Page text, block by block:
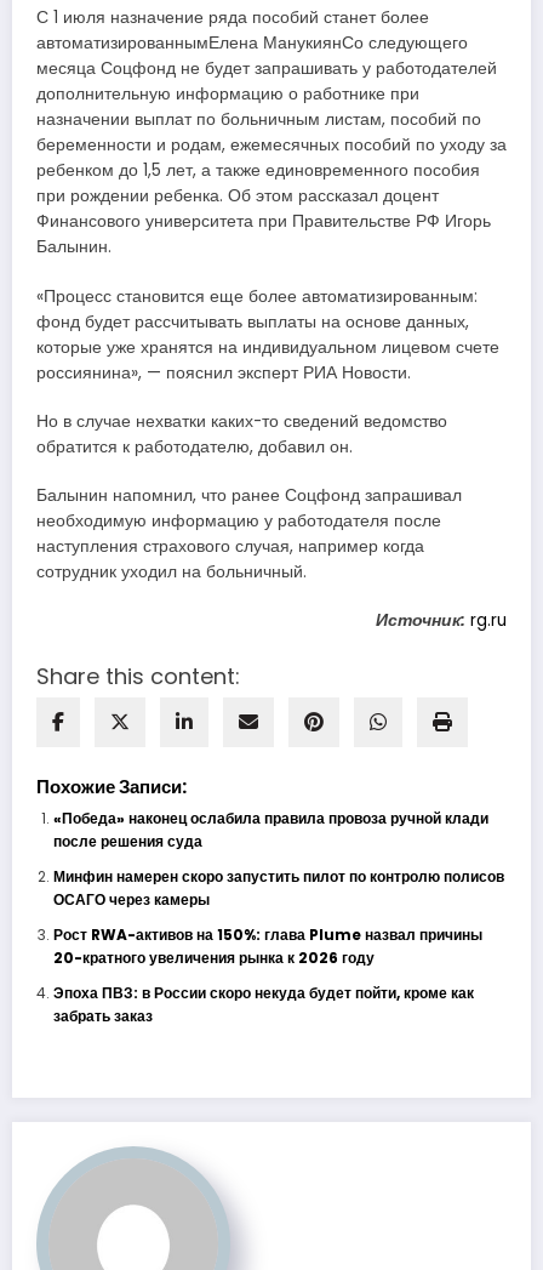
С 1 июля назначение ряда пособий станет более
автоматизированнымЕлена МанукиянСо следующего
месяца Соцфонд не будет запрашивать у работодателей
дополнительную информацию о работнике при
назначении выплат по больничным листам, пособий по
беременности и родам, ежемесячных пособий по уходу за
ребенком до 1,5 лет, а также единовременного пособия
при рождении ребенка. Об этом рассказал доцент
Финансового университета при Правительстве РФ Игорь
Балынин.
«Процесс становится еще более автоматизированным:
фонд будет рассчитывать выплаты на основе данных,
которые уже хранятся на индивидуальном лицевом счете
россиянина», — пояснил эксперт РИА Новости.
Но в случае нехватки каких-то сведений ведомство
обратится к работодателю, добавил он.
Балынин напомнил, что ранее Соцфонд запрашивал
необходимую информацию у работодателя после
наступления страхового случая, например когда
сотрудник уходил на больничный.
Источник: rg.ru
Share this content:
Похожие Записи:
«Победа» наконец ослабила правила провоза ручной клади
после решения суда
Минфин намерен скоро запустить пилот по контролю полисов
ОСАГО через камеры
Рост RWA-активов на 150%: глава Plume назвал причины
20-кратного увеличения рынка к 2026 году
Эпоха ПВЗ: в России скоро некуда будет пойти, кроме как
забрать заказ